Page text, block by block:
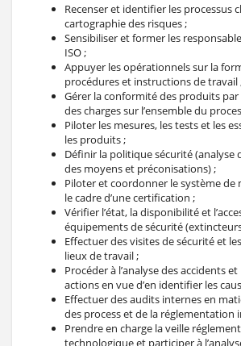
Recenser et identifier les processus
cartographie des risques ;
Sensibiliser et former les
ISO ;
Appuyer les opérationnels sur la
procédures et instructions de travail
Gérer la conformité des produits
des charges sur l’ensemble du
Piloter les mesures, les tests et les
les produits ;
Définir la politique sécurité (analyse
des moyens et préconisations) ;
Piloter et coordonner le système de
le cadre d’une certification ;
Vérifier l’état, la disponibilité et
équipements de sécurité
Effectuer des visites de sécurité et
lieux de travail ;
Procéder à l’analyse des accidents
actions en vue d’en identifier les
Effectuer des audits internes en
des process et de la réglementation
Prendre en charge la veille
technologique et participer à